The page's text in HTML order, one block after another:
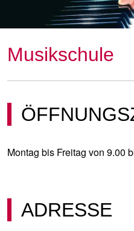
Musikschule
Montag bis Freitag von 9.00
ADRESSE